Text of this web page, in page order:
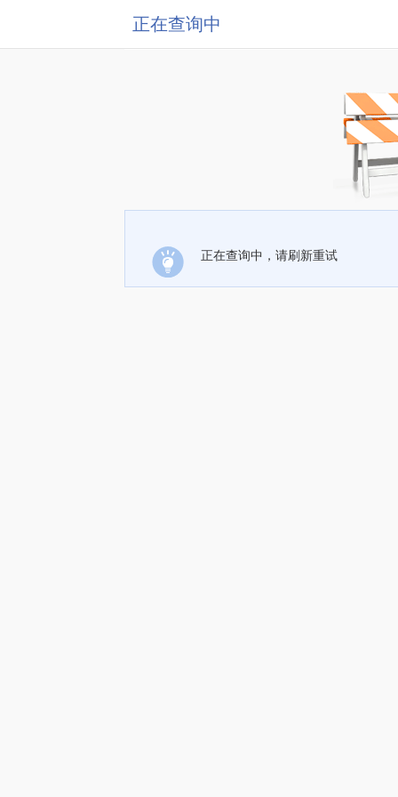
正在查询中
正在查询中，请刷新重试